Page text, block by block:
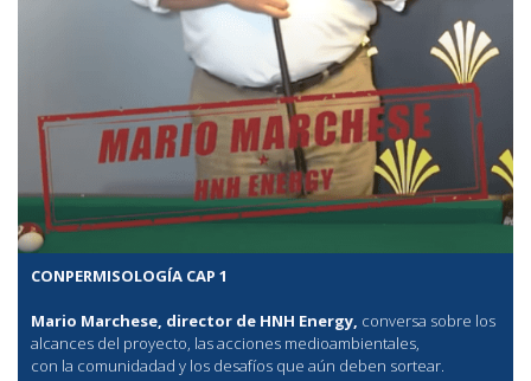
CONPERMISOLOGÍA CAP 1
Mario Marchese, director de HNH Energy, conversa sobre los
alcances del proyecto, las acciones medioambientales,
con la comunidadad y los desafíos que aún deben sortear.